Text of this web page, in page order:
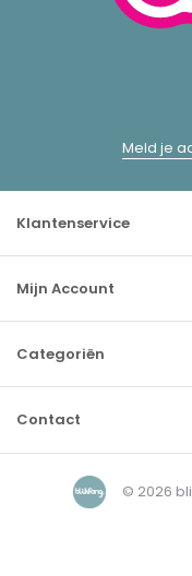
Meld je
Klantenservice
Mijn Account
Categoriën
Contact
© 2026